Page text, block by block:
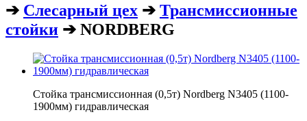
➔ Слесарный цех ➔ Трансмиссионные
стойки ➔ NORDBERG
Стойка трансмиссионная (0,5т) Nordberg N3405 (1100-
1900мм) гидравлическая